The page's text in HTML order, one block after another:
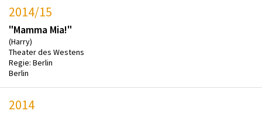
2014/15
"Mamma Mia!"
(Harry)
Theater des Westens
Regie: Berlin
Berlin
2014